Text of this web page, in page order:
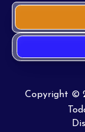
Copyright ©